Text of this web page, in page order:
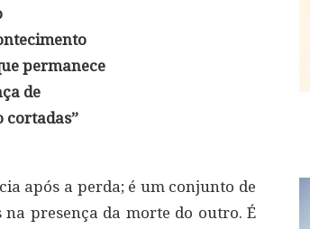
permanece
de
cortadas”
após a perda; é um conjunto de
presença da morte do outro. É